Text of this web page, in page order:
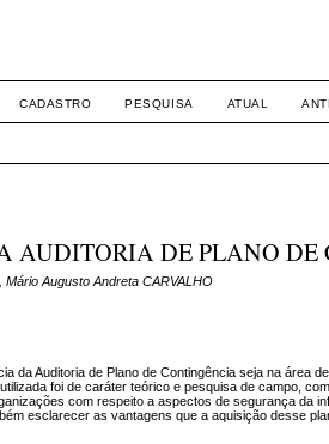
CADASTRO PESQUISA ATUAL
AUDITORIA DE PLANO DE
Augusto Andreta CARVALHO
da Auditoria de Plano de Contingência seja na área
foi de caráter teórico e pesquisa de campo,
com respeito a aspectos de segurança da
esclarecer as vantagens que a aquisição desse